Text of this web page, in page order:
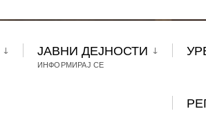
ЈАВНИ ДЕЈНОСТИ
ИНФОРМИРАЈ СЕ